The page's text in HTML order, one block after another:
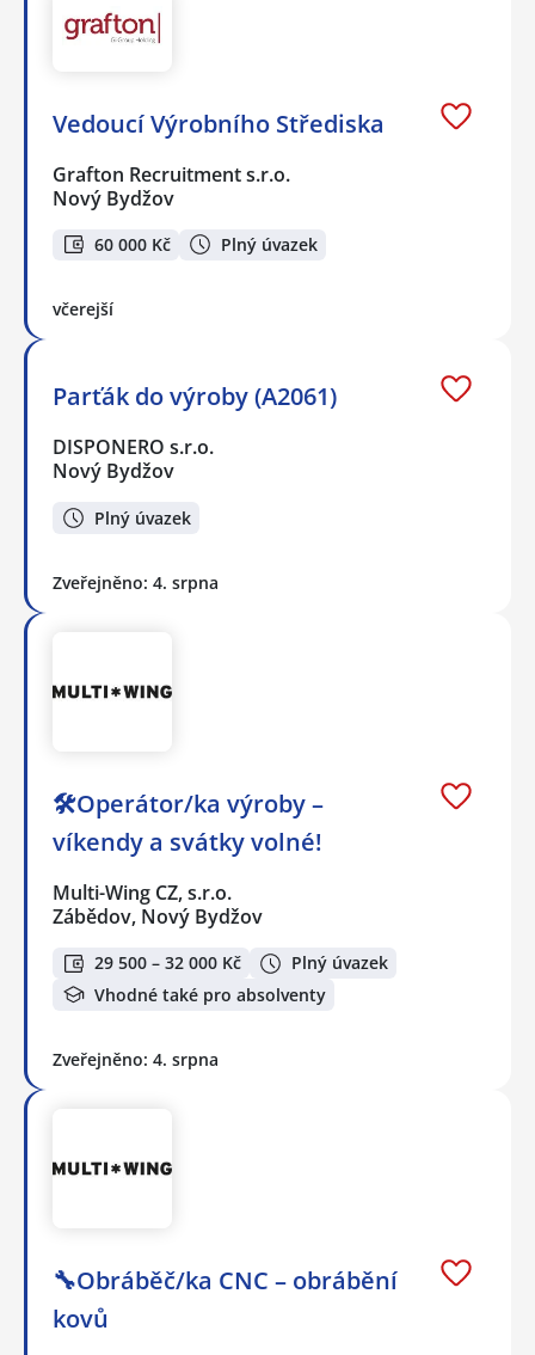
Vedoucí Výrobního Střediska
Grafton Recruitment s.r.o.
Nový Bydžov
60 000 Kč Plný úvazek
včerejší
Parťák do výroby (A2061)
DISPONERO s.r.o.
Nový Bydžov
Plný úvazek
Zveřejněno: 4. srpna
🛠️Operátor/ka výroby –
víkendy a svátky volné!
Multi-Wing CZ, s.r.o.
Zábědov, Nový Bydžov
29 500 – 32 000 Kč
Plný úvazek
Vhodné také pro absolventy
Zveřejněno: 4. srpna
🔧Obráběč/ka CNC – obrábění
kovů